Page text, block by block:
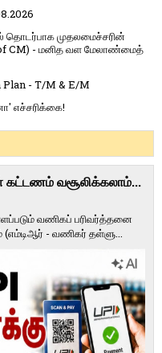
தொடர்பாக முதலமைச்சரின்
CM) - மனித வள மேலாண்மைத்
Plan - T/M & E/M
எச்சரிக்கை!
கட்டணம் வசூலிக்கலாம்...
வணி​கப் பரிவர்த்​தனை​
- வணி​கர் தள்​ளு...